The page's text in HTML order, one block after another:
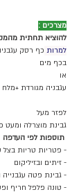
מצרכים :
להוציא תחתית
למרות כף רסק
בכף מים
או
עגבניה מגורדת +מלח
לפזר מעל
גבינת מוצרלה ומעט
- פטריות טריות בצל
- זיתים ובזיליקום
- גבינת פטה עגבנייה
- טונה פלפל חריף